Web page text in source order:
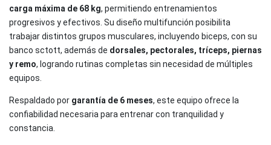
carga máxima de 68 kg, permitiendo entrenamientos
progresivos y efectivos. Su diseño multifunción posibilita
trabajar distintos grupos musculares, incluyendo biceps, con su
banco sctott, además de dorsales, pectorales, tríceps, piernas
y remo, logrando rutinas completas sin necesidad de múltiples
equipos.
Respaldado por garantía de 6 meses, este equipo ofrece la
confiabilidad necesaria para entrenar con tranquilidad y
constancia.